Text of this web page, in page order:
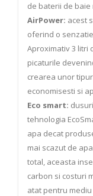
de baterii de baie
AirPower: acest
oferind o
Aproximativ 3 litri
picaturile
crearea unor
economisesti si
Eco smart:
tehnologia
apa decat
mai scazut de
total, aceasta
carbon si costuri
atat pentru